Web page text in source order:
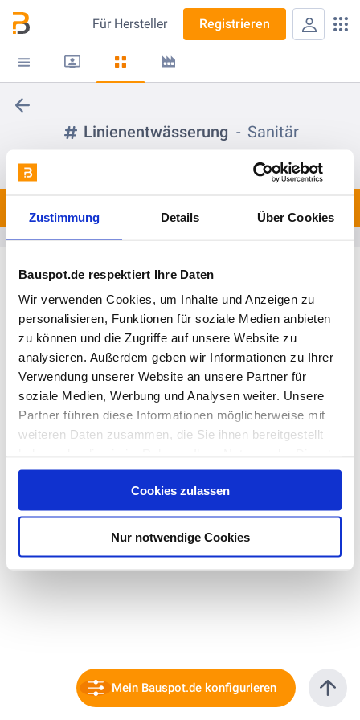
Zustimmung Details Über Cookies
Bauspot.de respektiert Ihre Daten
Wir verwenden Cookies, um Inhalte und Anzeigen zu
personalisieren, Funktionen für soziale Medien anbieten
zu können und die Zugriffe auf unsere Website zu
analysieren. Außerdem geben wir Informationen zu Ihrer
Verwendung unserer Website an unsere Partner für
soziale Medien, Werbung und Analysen weiter. Unsere
Partner führen diese Informationen möglicherweise mit
weiteren Daten zusammen, die Sie ihnen bereitgestellt
gesammelt haben. Hier finden Sie Informationen zum
und unserImpressum.
Cookies zulassen
Nur notwendige Cookies
Für Hersteller Registrieren
Linienentwässerung Sanitär
Mein Bauspot.de konfigurieren